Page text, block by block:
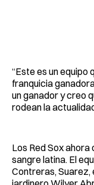
“Este es un equipo
franquicia
un ganador y creo
rodean la
Los Red Sox
sangre latina. El
Contreras,